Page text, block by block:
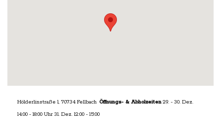
Hölderlinstraße 1, 70734 Fellbach Öffnungs- & Abholzeiten29. - 30. Dez.
14:00 - 18:00 Uhr 31. Dez. 12:00 - 15:00